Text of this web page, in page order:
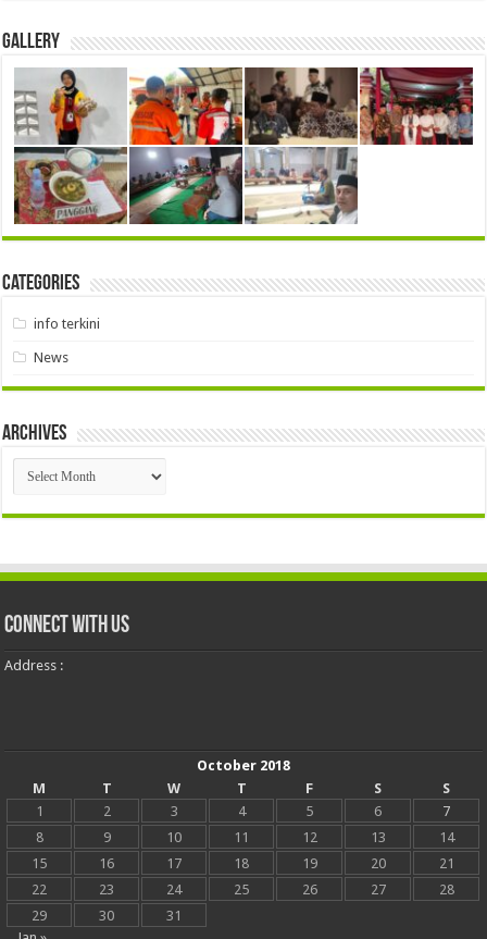
Gallery
Categories
info terkini
News
Archives
Archives
Connect With Us
Address :
October 2018
M
T W T F S
S
1
2 3 4 5 6
7
8
9 10 11 12 13
14
15
16 17 18 19 20
21
22
23 24 25 26 27
28
29
30
31